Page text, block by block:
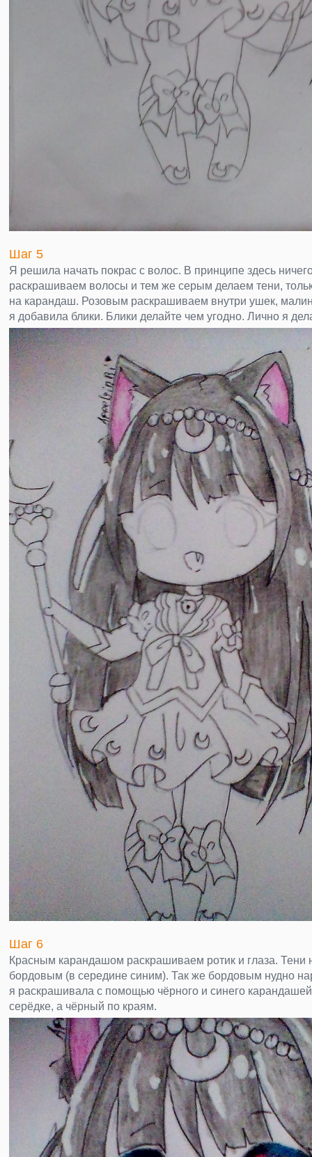
Шаг 5
Я решила начать покрас с волос. В принципе здесь
раскрашиваем волосы и тем же серым делаем тени,
на карандаш. Розовым раскрашиваем внутри ушек,
я добавила блики. Блики делайте чем угодно. Лично я
Шаг 6
Красным карандашом раскрашиваем ротик и глаза. Тени
бордовым (в середине синим). Так же бордовым нудно
я раскрашивала с помощью чёрного и синего
серёдке, а чёрный по краям.